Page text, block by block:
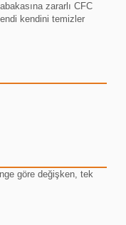
zararlı CFC
kendini temizler
göre değişken, tek